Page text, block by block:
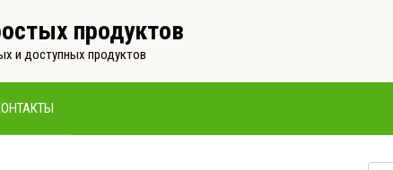
продуктов
и доступных продуктов